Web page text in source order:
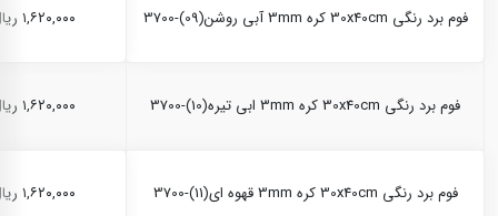
فوم برد رنگی 30x40cm کره 3mm آبی روشن(09)-3700 ۱,۶۲۰,۰۰۰ ریال
فوم برد رنگی 30x40cm کره 3mm ابی تیره(10)-3700 ۱,۶۲۰,۰۰۰ ریال
فوم برد رنگی 30x40cm کره 3mm قهوه ای(11)-3700 ۱,۶۲۰,۰۰۰ ریال